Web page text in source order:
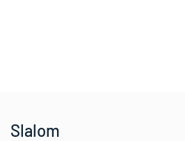
Slalom